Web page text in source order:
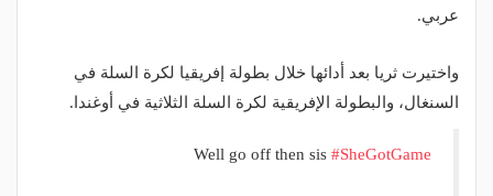
عربي.
واختيرت ثريا بعد أدائها خلال بطولة إفريقيا لكرة السلة في
السنغال، والبطولة الإفريقية لكرة السلة الثلاثية في أوغندا.
Well go off then sis #SheGotGame